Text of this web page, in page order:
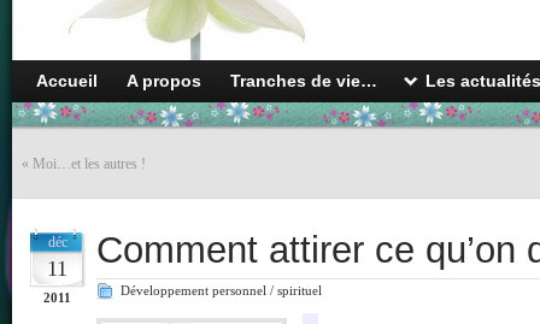
Accueil A propos Tranches de vie… Les
« Moi…et les autres !
déc
11
2011
Comment attirer ce qu’on
Développement personnel / spirituel